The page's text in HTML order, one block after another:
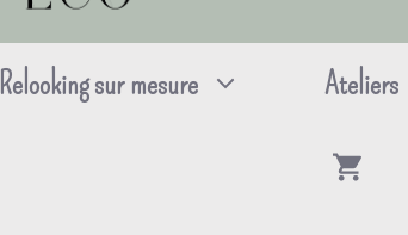
Relooking sur mesure Ateliers